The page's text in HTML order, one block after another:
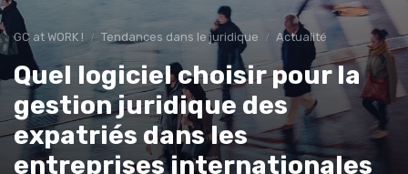
GC at WORK ! Tendances dans le juridique Actualité
Quel logiciel choisir pour la
gestion juridique des
expatriés dans les
entreprises internationales